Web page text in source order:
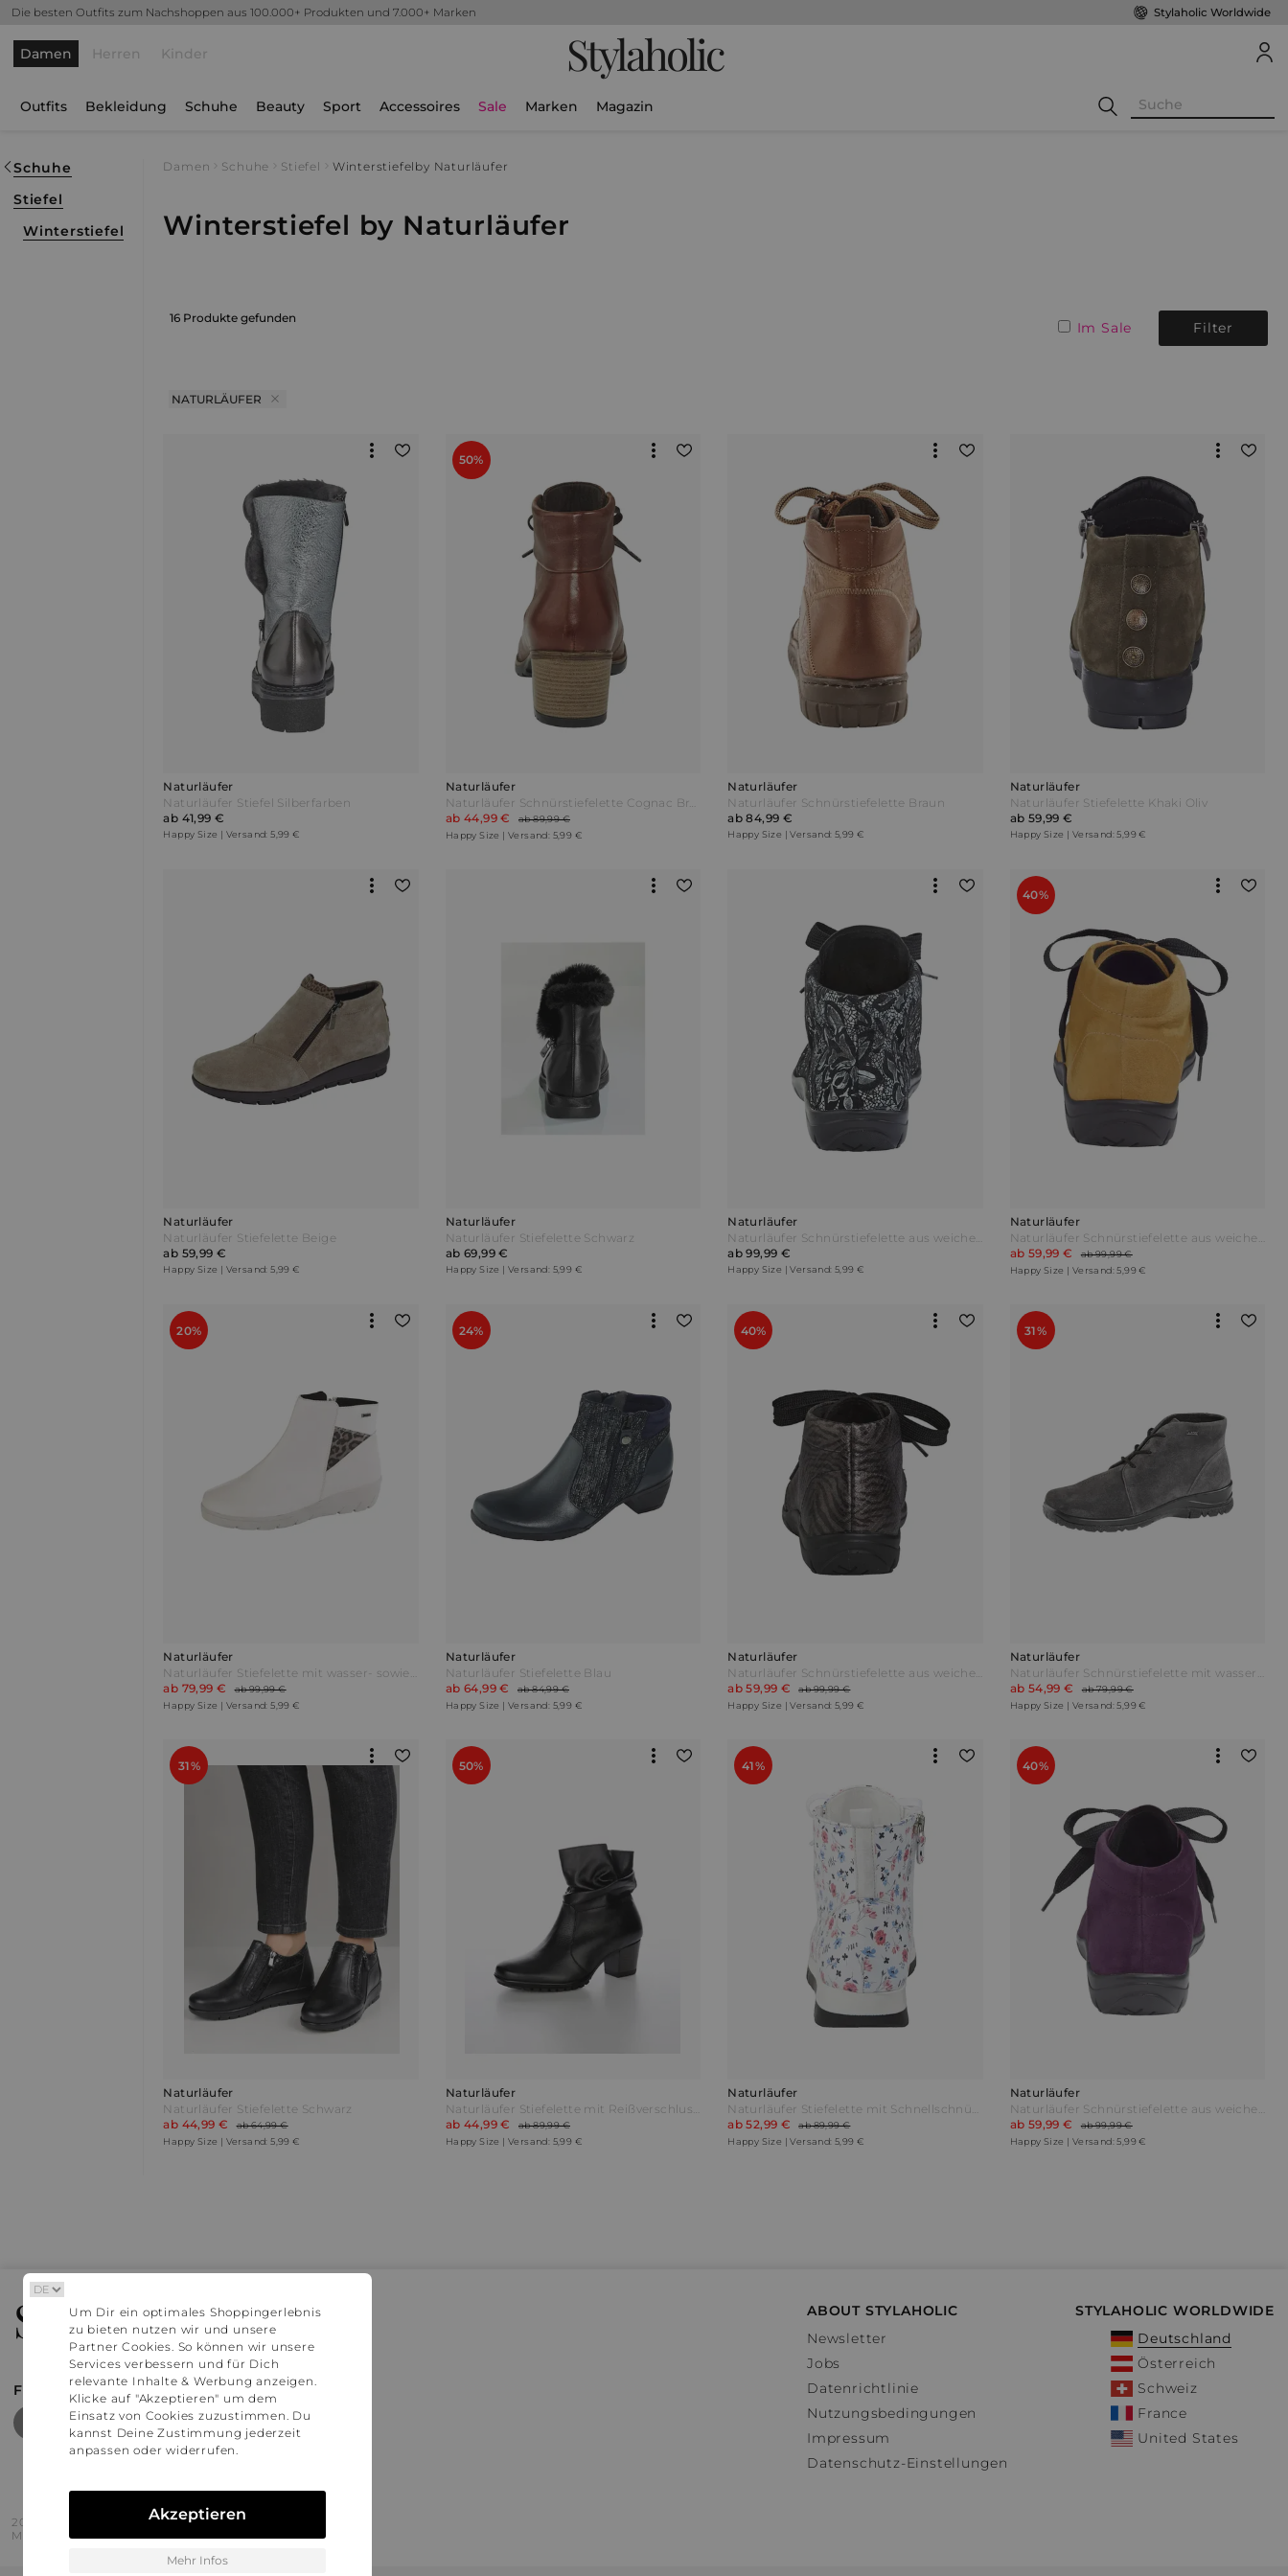
Die besten Outfits zum Nachshoppen aus 100.000+ Produkten und 7.000+ Marken Stylaholic Worldwide
Damen Herren Kinder Stylaholic
Outfits Bekleidung Schuhe Beauty Sport Accessoires Sale Marken Magazin
Schuhe
Stiefel
Winterstiefel
Damen Schuhe Stiefel Winterstiefel by Naturläufer
Winterstiefel by Naturläufer
16 Produkte gefunden
Im Sale Filter
NATURLÄUFER
Naturläufer
Naturläufer Stiefel Silberfarben
ab 41,99 €
Happy Size | Versand: 5,99 €
50%
Naturläufer
ab 44,99 €
ab 89,99 €
Happy Size | Versand: 5,99 €
Naturläufer
Naturläufer Schnürstiefelette Braun
ab 84,99 €
Happy Size | Versand: 5,99 €
Naturläufer
Naturläufer Stiefelette Khaki Oliv
ab 59,99 €
Happy Size | Versand: 5,99 €
Naturläufer
Naturläufer Stiefelette Beige
ab 59,99 €
Happy Size | Versand: 5,99 €
Naturläufer
Naturläufer Stiefelette Schwarz
ab 69,99 €
Happy Size | Versand: 5,99 €
Naturläufer
Naturläufer Schnürstiefelette aus weichem Leder Schwarz/Silberfarben/Silbergrau
ab 99,99 €
Happy Size | Versand: 5,99 €
40%
Naturläufer
Naturläufer Schnürstiefelette aus weichem Leder Gelb
ab 59,99 €
ab 99,99 €
Happy Size | Versand: 5,99 €
20%
Naturläufer
Naturläufer Stiefelette mit wasser- sowie windabweisender Tex-Ausstattung Weiß
ab 79,99 €
ab 99,99 €
Happy Size | Versand: 5,99 €
24%
Naturläufer
Naturläufer Stiefelette Blau
ab 64,99 €
ab 84,99 €
Happy Size | Versand: 5,99 €
40%
Naturläufer
Naturläufer Schnürstiefelette aus weichem Leder Bronzefarben Gold
ab 59,99 €
ab 99,99 €
Happy Size | Versand: 5,99 €
31%
Naturläufer
Naturläufer Schnürstiefelette mit wasser- sowie windabweisender Tex-Ausstattung Grau
ab 54,99 €
ab 79,99 €
Happy Size | Versand: 5,99 €
31%
Naturläufer
Naturläufer Stiefelette Schwarz
ab 44,99 €
ab 64,99 €
Happy Size | Versand: 5,99 €
50%
Naturläufer
ab 44,99 €
ab 89,99 €
Happy Size | Versand: 5,99 €
41%
Naturläufer
ab 52,99 €
ab 89,99 €
Happy Size | Versand: 5,99 €
40%
Naturläufer
ab 59,99 €
ab 99,99 €
Happy Size | Versand: 5,99 €
Stylaholic
FIND MORE INSPIRATION
ABOUT STYLAHOLIC
Newsletter
Jobs
Datenrichtlinie
Nutzungsbedingungen
Impressum
Datenschutz-Einstellungen
STYLAHOLIC WORLDWIDE
Deutschland
Österreich
Schweiz
France
United States
2016 - 2026 © Stylaholic.
Made for you with love in munich.
Um Dir ein optimales Shoppingerlebnis
zu bieten nutzen wir und unsere
Partner Cookies. So können wir unsere
Services verbessern und für Dich
relevante Inhalte & Werbung anzeigen.
Klicke auf "Akzeptieren" um dem
Einsatz von Cookies zuzustimmen. Du
kannst Deine Zustimmung jederzeit
anpassen oder widerrufen.
Akzeptieren
Mehr Infos